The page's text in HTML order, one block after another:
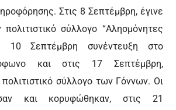
Στις 8 Σεπτέμβρη, έγινε
σύλλογο “Αλησμόνητες
10 Σεπτέμβρη συνέντευξη στο
και στις 17 Σεπτέμβρη,
σύλλογο των Γόννων. Οι
και κορυφώθηκαν, στις 21